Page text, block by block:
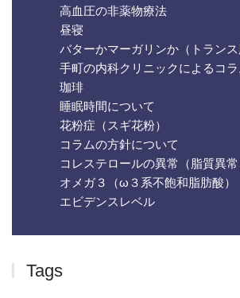
高血圧の非薬物療法
昼寝
バターかマーガリンか（トラン
手町の内科クリニックによるコラ
珈琲
睡眠時間について
花粉症（スギ花粉）
コラムの方針について
コレステロールの異常（脂質異常
オメガ３（ω３系不飽和脂肪酸）
エビデンスレベル
Tags